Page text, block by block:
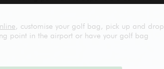
, customise your golf bag, pick up and drop
point in the airport or have your golf bag